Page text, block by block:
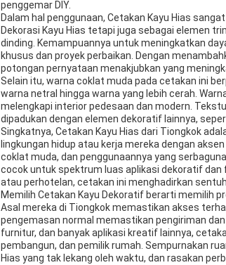
penggemar DIY.
Dalam hal penggunaan, Cetakan Kayu Hias
Dekorasi Kayu Hias tetapi juga sebagai elemen
dinding. Kemampuannya untuk meningkatkan
khusus dan proyek perbaikan. Dengan
potongan pernyataan menakjubkan yang
Selain itu, warna coklat muda pada cetakan ini
warna netral hingga warna yang lebih cerah.
melengkapi interior pedesaan dan modern.
dipadukan dengan elemen dekoratif lainnya,
Singkatnya, Cetakan Kayu Hias dari Tiongkok
lingkungan hidup atau kerja mereka dengan
coklat muda, dan penggunaannya yang
cocok untuk spektrum luas aplikasi dekoratif dan
atau perhotelan, cetakan ini menghadirkan
Memilih Cetakan Kayu Dekoratif berarti memilih
Asal mereka di Tiongkok memastikan akses
pengemasan normal memastikan pengiriman
furnitur, dan banyak aplikasi kreatif lainnya,
pembangun, dan pemilik rumah. Sempurnakan
Hias yang tak lekang oleh waktu, dan rasakan